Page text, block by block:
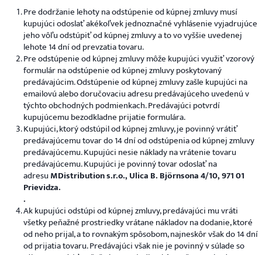
Pre dodržanie lehoty na odstúpenie od kúpnej zmluvy musí
kupujúci odoslať akékoľvek jednoznačné vyhlásenie vyjadrujúce
jeho vôľu odstúpiť od kúpnej zmluvy a to vo vyššie uvedenej
lehote 14 dní od prevzatia tovaru.
Pre odstúpenie od kúpnej zmluvy môže kupujúci využiť vzorový
formulár na odstúpenie od kúpnej zmluvy poskytovaný
predávajúcim. Odstúpenie od kúpnej zmluvy zašle kupujúci na
emailovú alebo doručovaciu adresu predávajúceho uvedenú v
týchto obchodných podmienkach. Predávajúci potvrdí
kupujúcemu bezodkladne prijatie formulára.
Kupujúci, ktorý odstúpil od kúpnej zmluvy, je povinný vrátiť
predávajúcemu tovar do 14 dní od odstúpenia od kúpnej zmluvy
predávajúcemu. Kupujúci nesie náklady na vrátenie tovaru
predávajúcemu. Kupujúci je povinný tovar odoslať na
adresu MDistribution s.r.o., Ulica B. Björnsona 4/10, 971 01
Prievidza.
.
Ak kupujúci odstúpi od kúpnej zmluvy, predávajúci mu vráti
všetky peňažné prostriedky vrátane nákladov na dodanie, ktoré
od neho prijal, a to rovnakým spôsobom, najneskôr však do 14 dní
od prijatia tovaru. Predávajúci však nie je povinný v súlade so